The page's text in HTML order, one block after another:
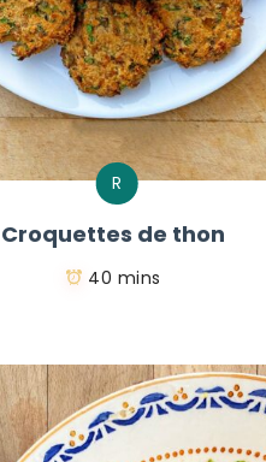
R
Croquettes de thon
40 mins